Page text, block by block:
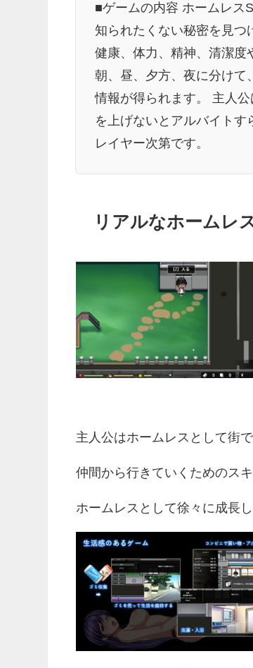
■ゲームの内容 ホームレス
知られたくない秘密を見つ
健康、体力、精神、清潔度
朝、昼、夕方、夜に分けて
情報が得られます。 主人
を上げないとアルバイト
レイヤー次第です。
リアルなホームレ
主人公はホームレスとして街
仲間から行きていくためのス
ホームレスとして徐々に成長